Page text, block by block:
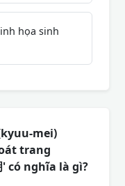
họa sinh
mei)
trang
có nghĩa là gì?